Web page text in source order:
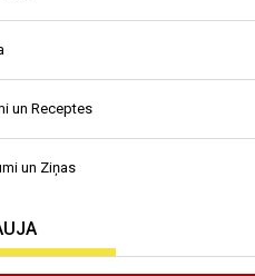
un Receptes
un Ziņas